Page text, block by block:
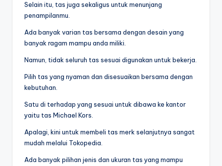
Selain itu, tas juga sekaligus untuk menunjang
penampilanmu.
Ada banyak varian tas bersama dengan desain yang
banyak ragam mampu anda miliki.
Namun, tidak seluruh tas sesuai digunakan untuk bekerja.
Pilih tas yang nyaman dan disesuaikan bersama dengan
kebutuhan.
Satu di terhadap yang sesuai untuk dibawa ke kantor
yaitu tas Michael Kors.
Apalagi, kini untuk membeli tas merk selanjutnya sangat
mudah melalui Tokopedia.
Ada banyak pilihan jenis dan ukuran tas yang mampu